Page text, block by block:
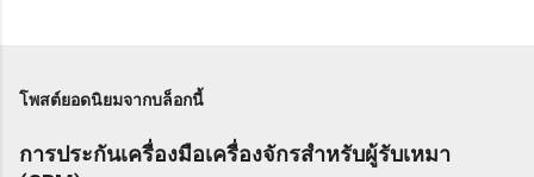
โพสต์ยอดนิยมจากบล็อกนี้
การประกันเครื่องมือเครื่องจักรสำหรับผู้รับเหมา